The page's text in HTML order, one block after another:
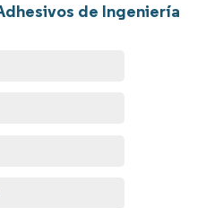
de Ingeniería